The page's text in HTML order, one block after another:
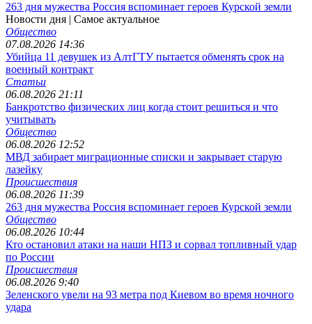
263 дня мужества Россия вспоминает героев Курской земли
Новости дня | Самое актуальное
Общество
07.08.2026 14:36
Убийца 11 девушек из АлтГТУ пытается обменять срок на
военный контракт
Статьи
06.08.2026 21:11
Банкротство физических лиц когда стоит решиться и что
учитывать
Общество
06.08.2026 12:52
МВД забирает миграционные списки и закрывает старую
лазейку
Происшествия
06.08.2026 11:39
263 дня мужества Россия вспоминает героев Курской земли
Общество
06.08.2026 10:44
Кто остановил атаки на наши НПЗ и сорвал топливный удар
по России
Происшествия
06.08.2026 9:40
Зеленского увели на 93 метра под Киевом во время ночного
удара